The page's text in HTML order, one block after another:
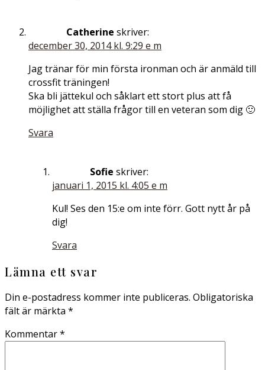
Catherine skriver:
december 30, 2014 kl. 9:29 e m
Jag tränar för min första ironman och är anmäld till
crossfit träningen!
Ska bli jättekul och såklart ett stort plus att få
möjlighet att ställa frågor till en veteran som dig 🙂
Svara
Sofie skriver:
januari 1, 2015 kl. 4:05 e m
Kul! Ses den 15:e om inte förr. Gott nytt år på
dig!
Svara
Lämna ett svar
Din e-postadress kommer inte publiceras. Obligatoriska
fält är märkta *
Kommentar*